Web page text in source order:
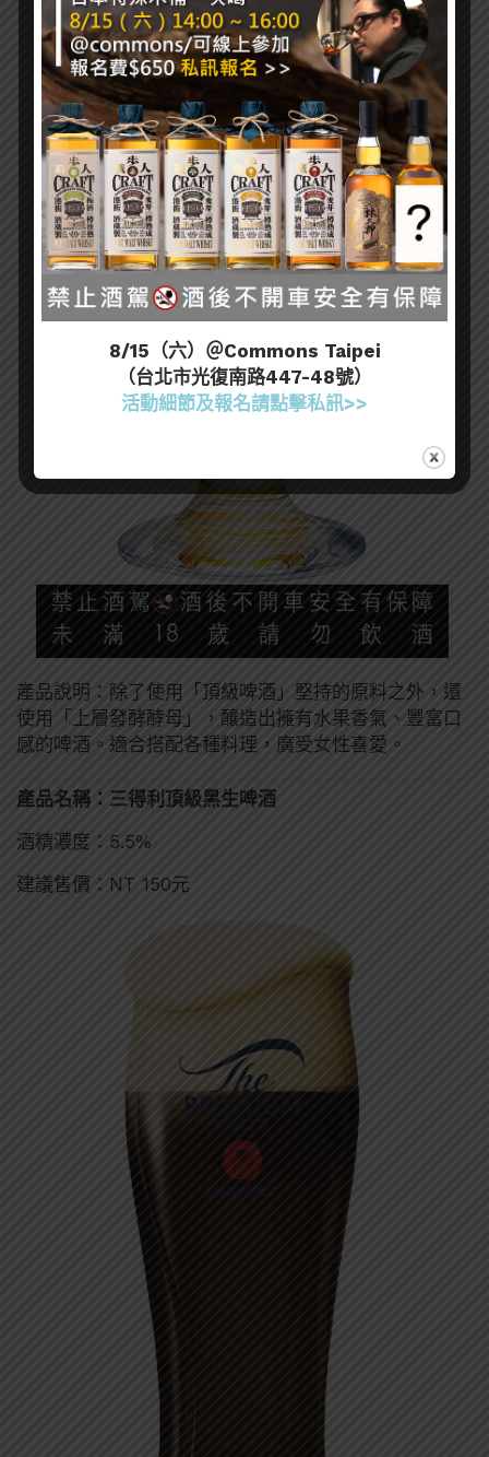
產品說明：除了使用「頂級啤酒」堅持的原料之外，還
使用「上層發酵酵母」，釀造出擁有水果香氣、豐富口
感的啤酒。適合搭配各種料理，廣受女性喜愛。
產品名稱：三得利頂級黑生啤酒
酒精濃度：5.5%
建議售價：NT 150元
8/15（六）＠Commons Taipei
（台北市光復南路447-48號）
活動細節及報名請點擊私訊>>